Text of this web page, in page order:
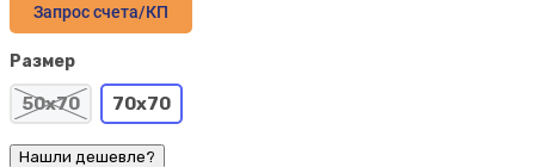
Запрос счета/КП
Размер
50x70 70x70